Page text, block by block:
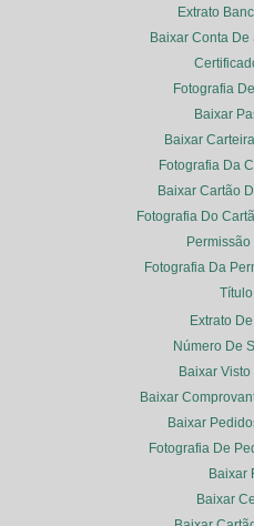
Extrato
Baixar Conta
Fotografia
Baixar
Baixar
Fotografia Da
Baixar Cartão
Fotografia Do
Fotografia Da
Extrato
Número De
Baixar
Baixar
Baixar
Fotografia De
Baixar
Baixar